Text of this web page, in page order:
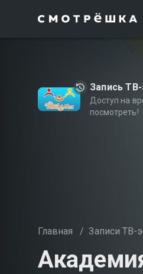
Запись
Доступ на
посмотреть!
Главная / Записи ТВ-